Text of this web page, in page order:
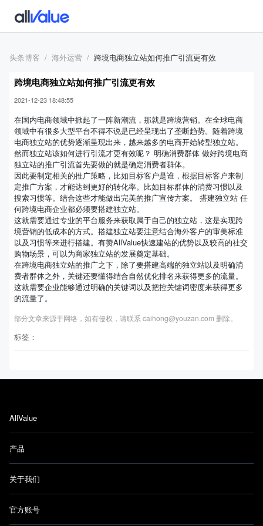
头条博客 海外运营 跨境电商独立站如何推广引流更有效
跨境电商独立站如何推广引流更有效
2021-12-23 18:48:55
在国内电商领域中掀起了一阵新潮流，那就是跨境营销。在全球电商
领域中有很多大型平台不得不说是已经呈现出了垄断趋势。随着跨境
电商独立站的优势逐渐呈现出来，越来越多的电商开始转型独立站。
然而独立站该如何进行引流才更有效呢？ 明确消费群体 做好跨境电商
独立站的推广引流首先要做的就是确定消费者群体。
因此要制定相关的推广策略，比如目标客户是谁，根据目标客户来制
定推广方案，才能达到更好的转化率。比如目标群体的消费习惯以及
搜索习惯等。结合这些才能做出完美的推广宣传方案。 搭建独立站 任
何跨境电商企业都必须要搭建独立站。
这就需要通过专业的平台服务来获取属于自己的独立站，这是实现跨
境营销的低成本的方式。搭建独立站要注意结合海外客户的审美标准
以及习惯等来进行搭建。有赞AllValue快速建站的优势以及较高的社交
购物场景，可以为商家独立站的发展奠定基础。
在跨境电商独立站的推广之下，除了要搭建高端的独立站以及明确消
费者群体之外，关键还要懂得结合自然优化排名来获得更多的流量。
这就需要企业能够通过明确的关键词以及把控关键词密度来获得更多
的流量了。
部分文章来源于网络，如有侵权，请联系 caihong@youzan.com 删除。
标签：
AllValue
产品
关于我们
官方账号